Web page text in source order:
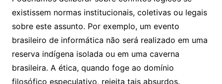
existissem normas institucionais, coletivas ou legais
sobre este assunto. Por exemplo, um evento
brasileiro de informática não será realizado em uma
reserva indígena isolada ou em uma caverna
brasileira. A ética, quando foge ao domínio
filosófico especulativo, rejeita tais absurdos.